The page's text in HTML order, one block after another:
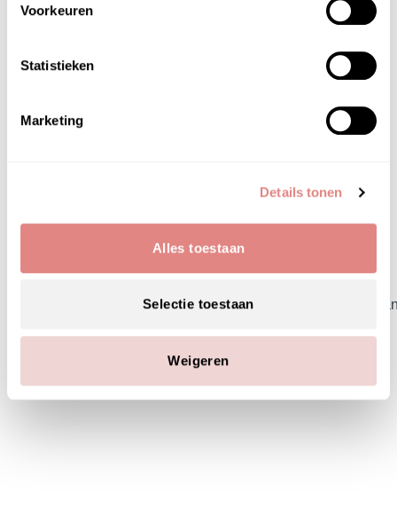
Voorkeuren
Statistieken
Marketing
Details tonen
Alles toestaan
Selectie toestaan
Weigeren
glycosyl trehalose, acetyl hexapeptide-8,
dipeptide diaminobutyroyl benzylamide , iacetate,
hyaluronate, hydrolyzed egg shell membrane,
aspartate, zinc gluconate, creatine, squalane,
potassium chloride, zinc chloride, sodium
gluconate, malic acid, betaine, hydrogenated
20, cyclohexasiloxane, cyclopentasiloxane,
pentetate, potassium hydroxide, phenoxyethanol.